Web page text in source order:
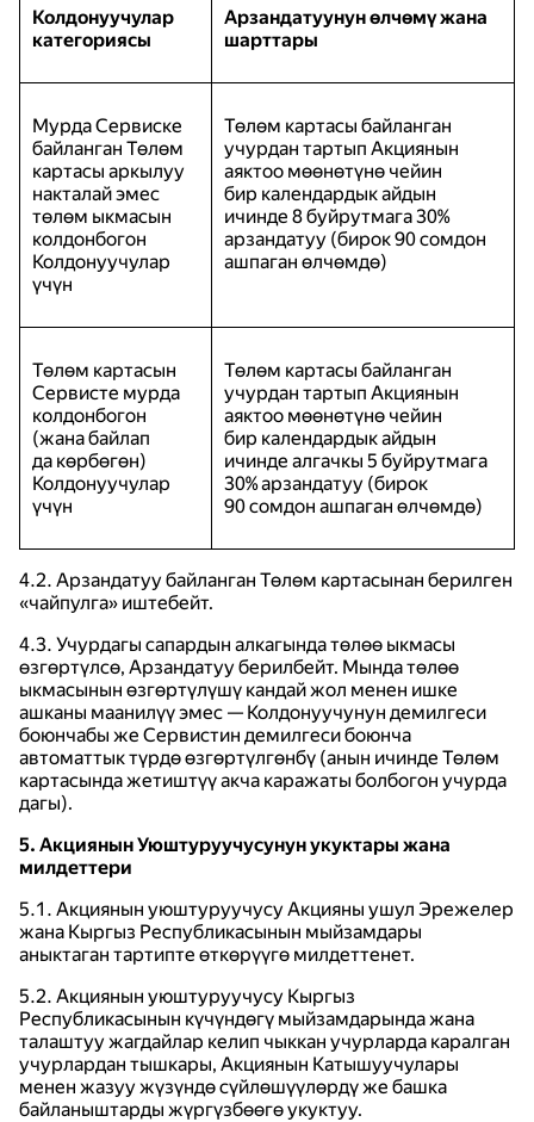
Колдонуучулар
категориясы
Арзандатуунун өлчөмү жана
шарттары
Мурда Сервиске
байланган Төлөм
картасы аркылуу
накталай эмес
төлөм ыкмасын
колдонбогон
Колдонуучулар
үчүн
Төлөм картасы байланган
учурдан тартып Акциянын
аяктоо мөөнөтүнө чейин
бир календардык айдын
ичинде 8 буйрутмага 30%
арзандатуу (бирок 90 сомдон
ашпаган өлчөмдө)
Төлөм картасын
Сервисте мурда
колдонбогон
(жана байлап
да көрбөгөн)
Колдонуучулар
үчүн
Төлөм картасы байланган
учурдан тартып Акциянын
аяктоо мөөнөтүнө чейин
бир календардык айдын
ичинде алгачкы 5 буйрутмага
30% арзандатуу (бирок
90 сомдон ашпаган өлчөмдө)
4.2. Арзандатуу байланган Төлөм картасынан берилген
«чайпулга» иштебейт.
4.3. Учурдагы сапардын алкагында төлөө ыкмасы
өзгөртүлсө, Арзандатуу берилбейт. Мында төлөө
ыкмасынын өзгөртүлүшү кандай жол менен ишке
ашканы маанилүү эмес — Колдонуучунун демилгеси
боюнчабы же Сервистин демилгеси боюнча
автоматтык түрдө өзгөртүлгөнбү (анын ичинде Төлөм
картасында жетиштүү акча каражаты болбогон учурда
дагы).
5. Акциянын Уюштуруучусунун укуктары жана
милдеттери
5.1. Акциянын уюштуруучусу Акцияны ушул Эрежелер
жана Кыргыз Республикасынын мыйзамдары
аныктаган тартипте өткөрүүгө милдеттенет.
5.2. Акциянын уюштуруучусу Кыргыз
Республикасынын күчүндөгү мыйзамдарында жана
талаштуу жагдайлар келип чыккан учурларда каралган
учурлардан тышкары, Акциянын Катышуучулары
менен жазуу жүзүндө сүйлөшүүлөрдү же башка
байланыштарды жүргүзбөөгө укуктуу.